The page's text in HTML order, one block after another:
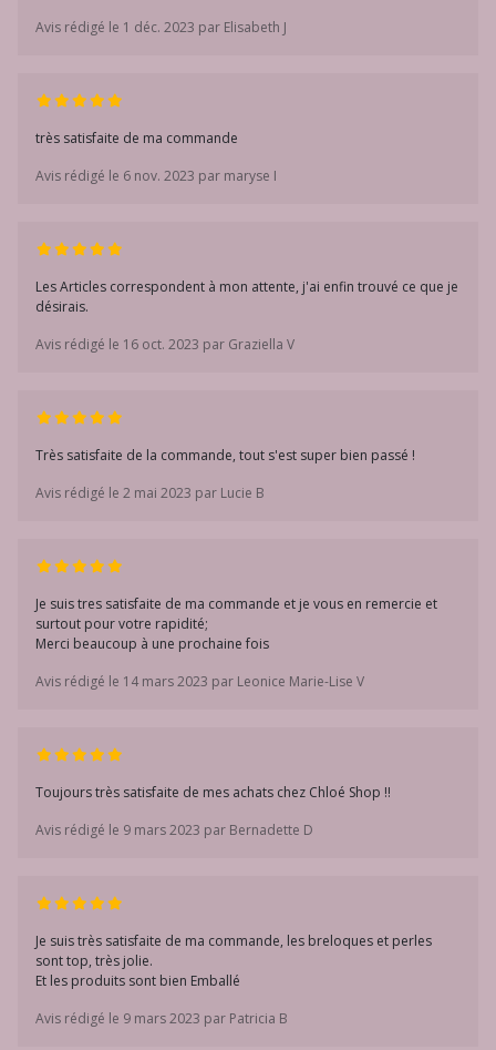
Avis rédigé le 1 déc. 2023 par Elisabeth J
très satisfaite de ma commande
Avis rédigé le 6 nov. 2023 par maryse I
Les Articles correspondent à mon attente, j'ai enfin trouvé ce que je
désirais.
Avis rédigé le 16 oct. 2023 par Graziella V
Très satisfaite de la commande, tout s'est super bien passé !
Avis rédigé le 2 mai 2023 par Lucie B
Je suis tres satisfaite de ma commande et je vous en remercie et
surtout pour votre rapidité;
Merci beaucoup à une prochaine fois
Avis rédigé le 14 mars 2023 par Leonice Marie-Lise V
Toujours très satisfaite de mes achats chez Chloé Shop !!
Avis rédigé le 9 mars 2023 par Bernadette D
Je suis très satisfaite de ma commande, les breloques et perles
sont top, très jolie.
Et les produits sont bien Emballé
Avis rédigé le 9 mars 2023 par Patricia B